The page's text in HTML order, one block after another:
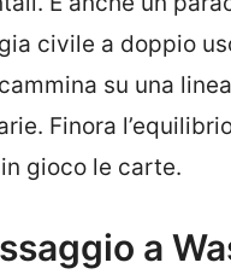
civile a doppio
su una
Finora
gioco le carte.
a